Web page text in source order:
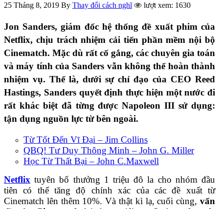
25 Tháng 8, 2019 By Thay đổi cách nghĩ lượt xem: 1630
Jon Sanders, giám đốc hệ thống đề xuất phim của
Netflix, chịu trách nhiệm cải tiến phần mềm nội bộ
Cinematch. Mặc dù rất cố gắng, các chuyên gia toán
và máy tính của Sanders vẫn không thể hoàn thành
nhiệm vụ. Thế là, dưới sự chỉ đạo của CEO Reed
Hastings, Sanders quyết định thực hiện một nước đi
rất khác biệt đã từng được Napoleon III sử dụng:
tận dụng nguồn lực từ bên ngoài.
Từ Tốt Đến Vĩ Đại – Jim Collins
QBQ! Tư Duy Thông Minh – John G. Miller
Học Từ Thất Bại – John C.Maxwell
Netflix tuyên bố thưởng 1 triệu đô la cho nhóm đầu
tiên có thể tăng độ chính xác của các đề xuất từ
Cinematch lên thêm 10%. Và thật kì lạ, cuối cùng, vấn